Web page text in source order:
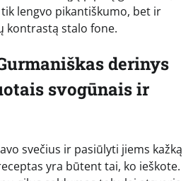
lengvo pikantiškumo, bet ir
kontrastą stalo fone.
derinys
svogūnais ir
svečius ir pasiūlyti jiems kažką
yra būtent tai, ko ieškote.